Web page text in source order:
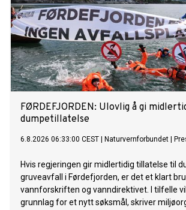
FØRDEFJORDEN: Ulovlig å gi
dumpetillatelse
6.8.2026 06:33:00 CEST Naturvernforbundet
Hvis regjeringen gir midlertidig tillatelse til
gruveavfall i Førdefjorden, er det et klart
vannforskriften og vanndirektivet. I tilfelle
grunnlag for et nytt søksmål, skriver